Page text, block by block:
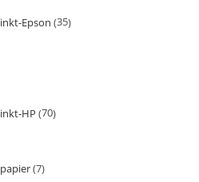
inkt-Epson 35
inkt-HP 70
papier 7